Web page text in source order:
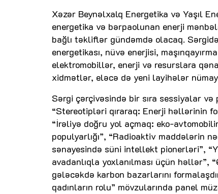
Xəzər Beynəlxalq Energetika və Yaşıl
energetika və bərpaolunan enerji
bağlı təkliflər gündəmdə olacaq.
energetikası, nüvə enerjisi,
elektromobillər, enerji və resurslara
xidmətlər, eləcə də yeni layihələr
Sərgi çərçivəsində bir sıra sessiyalar
“Stereotipləri qıraraq: Enerji həllərinin
“İrəliyə doğru yol açmaq: eko-
populyarlığı”, “Radioaktiv maddələrin
sənayesində süni intellekt pionerləri”,
avadanlıqla yoxlanılması üçün həllər”,
gələcəkdə karbon bazarlarını
qadınların rolu” mövzularında panel